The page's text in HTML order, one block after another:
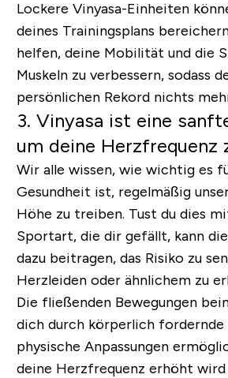
Lockere Vinyasa-Einheiten
deines Trainingsplans
helfen, deine Mobilität und die
Muskeln zu verbessern, sodass
persönlichen Rekord nichts
3. Vinyasa ist eine
um deine Herzfrequenz
Wir alle wissen, wie wichtig es
Gesundheit ist, regelmäßig
Höhe zu treiben. Tust du dies
Sportart, die dir gefällt, kann
dazu beitragen, das Risiko zu
Herzleiden oder ähnlichem zu
Die fließenden Bewegungen
dich durch körperlich fordernde
physische Anpassungen
deine Herzfrequenz erhöht wird